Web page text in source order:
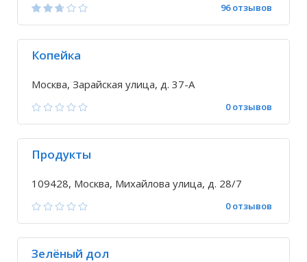
96 отзывов
Копейка
Москва, Зарайская улица, д. 37-А
0 отзывов
Продукты
109428, Москва, Михайлова улица, д. 28/7
0 отзывов
Зелёный дол